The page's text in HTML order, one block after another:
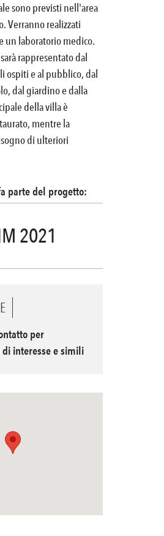
sono previsti nell'area
Verranno realizzati
un laboratorio medico.
rappresentato dal
ospiti e al pubblico, dal
dal giardino e dalla
della villa è
mentre la
di ulteriori
parte del progetto:
2021
per
interesse e simili